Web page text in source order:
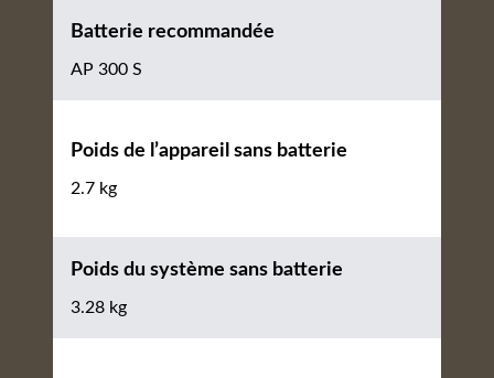
Batterie recommandée
AP 300 S
Poids de l’appareil sans batterie
2.7 kg
Poids du système sans batterie
3.28 kg